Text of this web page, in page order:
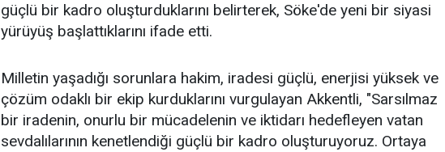
güçlü bir kadro oluşturduklarını belirterek, Söke'de yeni bir siyasi
yürüyüş başlattıklarını ifade etti.
Milletin yaşadığı sorunlara hakim, iradesi güçlü, enerjisi yüksek ve
çözüm odaklı bir ekip kurduklarını vurgulayan Akkentli, "Sarsılmaz
bir iradenin, onurlu bir mücadelenin ve iktidarı hedefleyen vatan
sevdalılarının kenetlendiği güçlü bir kadro oluşturuyoruz. Ortaya